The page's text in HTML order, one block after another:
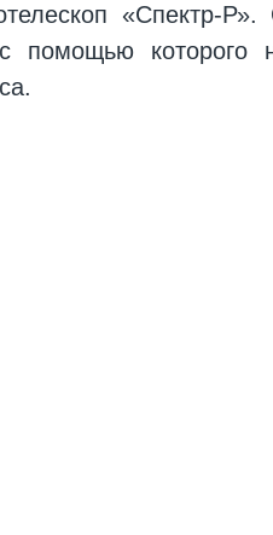
«Спектр-
помощью которого